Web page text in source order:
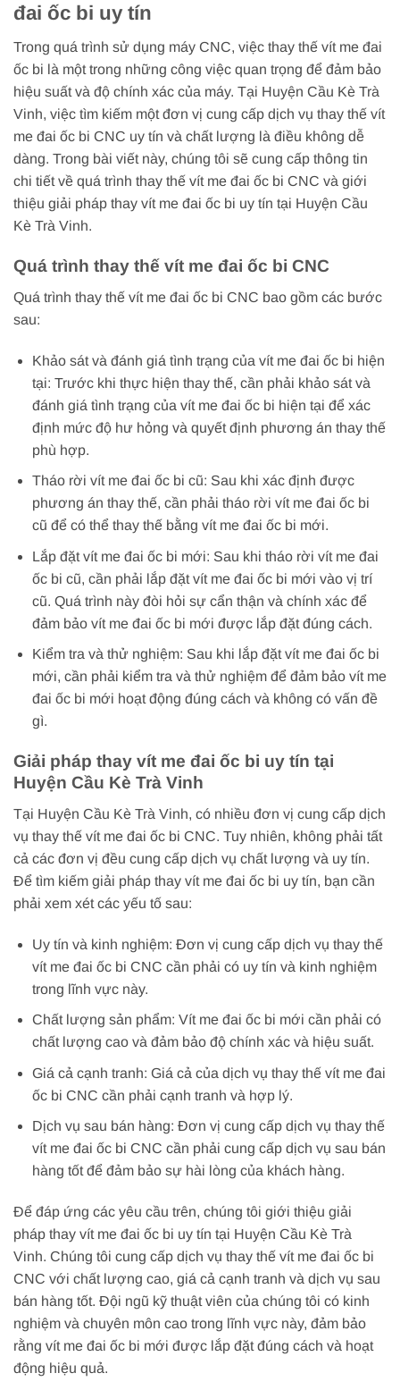
đai ốc bi uy tín
Trong quá trình sử dụng máy CNC, việc thay thế vít me đai
ốc bi là một trong những công việc quan trọng để đảm bảo
hiệu suất và độ chính xác của máy. Tại Huyện Cầu Kè Trà
Vinh, việc tìm kiếm một đơn vị cung cấp dịch vụ thay thế vít
me đai ốc bi CNC uy tín và chất lượng là điều không dễ
dàng. Trong bài viết này, chúng tôi sẽ cung cấp thông tin
chi tiết về quá trình thay thế vít me đai ốc bi CNC và giới
thiệu giải pháp thay vít me đai ốc bi uy tín tại Huyện Cầu
Kè Trà Vinh.
Quá trình thay thế vít me đai ốc bi CNC
Quá trình thay thế vít me đai ốc bi CNC bao gồm các bước
sau:
Khảo sát và đánh giá tình trạng của vít me đai ốc bi hiện
tại: Trước khi thực hiện thay thế, cần phải khảo sát và
đánh giá tình trạng của vít me đai ốc bi hiện tại để xác
định mức độ hư hỏng và quyết định phương án thay thế
phù hợp.
Tháo rời vít me đai ốc bi cũ: Sau khi xác định được
phương án thay thế, cần phải tháo rời vít me đai ốc bi
cũ để có thể thay thế bằng vít me đai ốc bi mới.
Lắp đặt vít me đai ốc bi mới: Sau khi tháo rời vít me đai
ốc bi cũ, cần phải lắp đặt vít me đai ốc bi mới vào vị trí
cũ. Quá trình này đòi hỏi sự cẩn thận và chính xác để
đảm bảo vít me đai ốc bi mới được lắp đặt đúng cách.
Kiểm tra và thử nghiệm: Sau khi lắp đặt vít me đai ốc bi
mới, cần phải kiểm tra và thử nghiệm để đảm bảo vít me
đai ốc bi mới hoạt động đúng cách và không có vấn đề
gì.
Giải pháp thay vít me đai ốc bi uy tín tại
Huyện Cầu Kè Trà Vinh
Tại Huyện Cầu Kè Trà Vinh, có nhiều đơn vị cung cấp dịch
vụ thay thế vít me đai ốc bi CNC. Tuy nhiên, không phải tất
cả các đơn vị đều cung cấp dịch vụ chất lượng và uy tín.
Để tìm kiếm giải pháp thay vít me đai ốc bi uy tín, bạn cần
phải xem xét các yếu tố sau:
Uy tín và kinh nghiệm: Đơn vị cung cấp dịch vụ thay thế
vít me đai ốc bi CNC cần phải có uy tín và kinh nghiệm
trong lĩnh vực này.
Chất lượng sản phẩm: Vít me đai ốc bi mới cần phải có
chất lượng cao và đảm bảo độ chính xác và hiệu suất.
Giá cả cạnh tranh: Giá cả của dịch vụ thay thế vít me đai
ốc bi CNC cần phải cạnh tranh và hợp lý.
Dịch vụ sau bán hàng: Đơn vị cung cấp dịch vụ thay thế
vít me đai ốc bi CNC cần phải cung cấp dịch vụ sau bán
hàng tốt để đảm bảo sự hài lòng của khách hàng.
Để đáp ứng các yêu cầu trên, chúng tôi giới thiệu giải
pháp thay vít me đai ốc bi uy tín tại Huyện Cầu Kè Trà
Vinh. Chúng tôi cung cấp dịch vụ thay thế vít me đai ốc bi
CNC với chất lượng cao, giá cả cạnh tranh và dịch vụ sau
bán hàng tốt. Đội ngũ kỹ thuật viên của chúng tôi có kinh
nghiệm và chuyên môn cao trong lĩnh vực này, đảm bảo
rằng vít me đai ốc bi mới được lắp đặt đúng cách và hoạt
động hiệu quả.